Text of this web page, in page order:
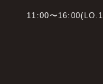
11:00〜